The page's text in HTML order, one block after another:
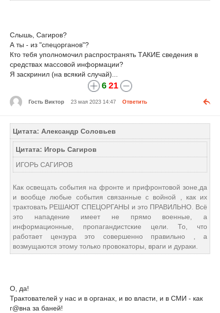
Слышь, Сагиров?
А ты - из "спецорганов"?
Кто тебя уполномочил распространять ТАКИЕ сведения в
средствах массовой информации?
Я заскринил (на всякий случай)...
6 21
Гость Виктор 23 мая 2023 14:47 Ответить
Цитата: Александр Соловьев
Цитата: Игорь Сагиров
ИГОРЬ САГИРОВ
Как освещать события на фронте и прифронтовой зоне,да
и вообще любые события связанные с войной , как их
трактовать РЕШАЮТ СПЕЦОРГАНЫ и это ПРАВИЛЬНО. Всё
это нападение имеет не прямо военные, а
информационные, пропагандистские цели. То, что
работает цензура это совершенно правильно , а
возмущаются этому только провокаторы, враги и дураки.
О, да!
Трактователей у нас и в органах, и во власти, и в СМИ - как
г@вна за баней!